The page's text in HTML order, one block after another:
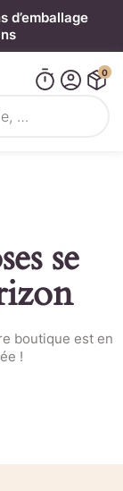
d’emballage
0
se
boutique est en
!